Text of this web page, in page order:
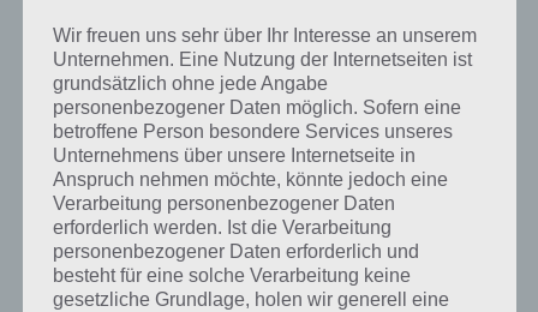
LÖSUNGEN
100 DOORS RETURN LEVEL 21 BIS
30 LÖSUNG
PAUL STELZER- 30. JANUAR 2015
Wir freuen uns sehr über Ihr Interesse an unserem
Unternehmen. Eine Nutzung der Internetseiten ist
grundsätzlich ohne jede Angabe
personenbezogener Daten möglich. Sofern eine
betroffene Person besondere Services unseres
Unternehmens über unsere Internetseite in
Anspruch nehmen möchte, könnte jedoch eine
Verarbeitung personenbezogener Daten
erforderlich werden. Ist die Verarbeitung
personenbezogener Daten erforderlich und
besteht für eine solche Verarbeitung keine
gesetzliche Grundlage, holen wir generell eine